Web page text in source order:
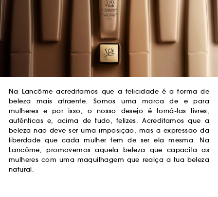
Na Lancôme acreditamos que a felicidade é a forma de
beleza mais atraente. Somos uma marca de e para
mulheres e por isso, o nosso desejo é torná-las livres,
autênticas e, acima de tudo, felizes. Acreditamos que a
beleza não deve ser uma imposição, mas a expressão da
liberdade que cada mulher tem de ser ela mesma. Na
Lancôme, promovemos aquela beleza que capacita as
mulheres com uma maquilhagem que realça a tua beleza
natural.